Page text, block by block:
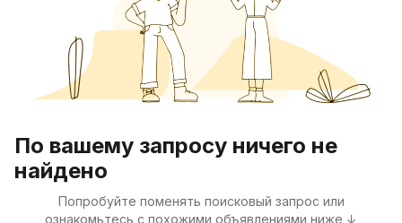
По вашему запросу ничего не
найдено
Попробуйте поменять поисковый запрос или
ознакомьтесь с похожими объявлениями ниже ↓